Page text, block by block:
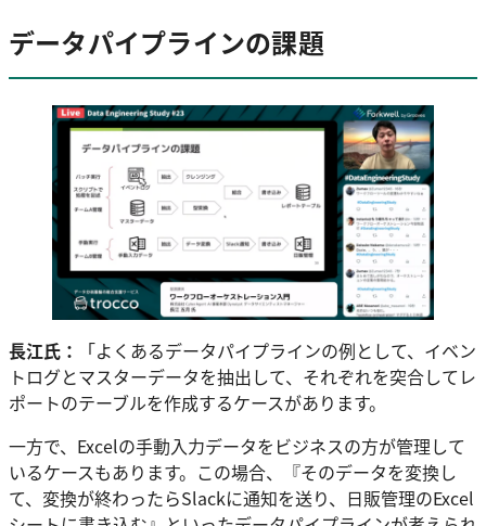
データパイプラインの課題
長江氏：
「よくあるデータパイプラインの例として、イベン
トログとマスターデータを抽出して、それぞれを突合してレ
ポートのテーブルを作成するケースがあります。
一方で、Excelの手動入力データをビジネスの方が管理して
いるケースもあります。この場合、『そのデータを変換し
て、変換が終わったらSlackに通知を送り、日販管理のExcel